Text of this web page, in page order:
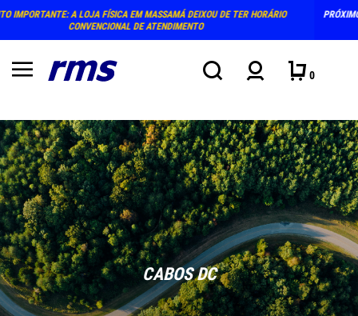
DE TER HORÁRIO
PRÓXIMO ATENDIMENTO PRESENCIAL NA LOJA: TERÇA E
0
CABOS DC